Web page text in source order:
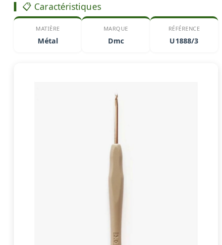
📋 Caractéristiques
MATIÈRE
Métal
MARQUE
Dmc
RÉFÉRENCE
U1888/3